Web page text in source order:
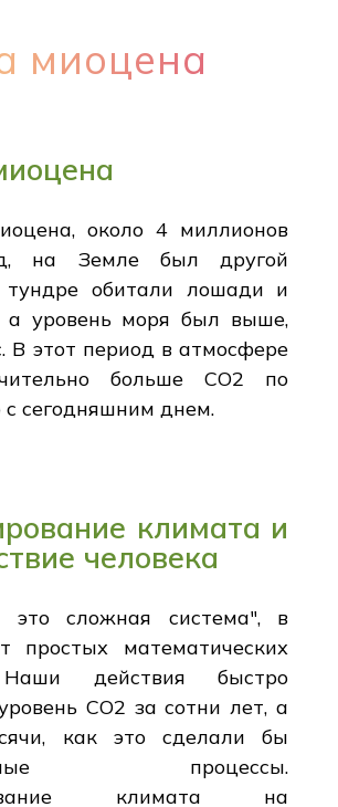
миоцена
около 4 миллионов
на Земле был другой
обитали лошади и
а уровень моря был выше,
В этот период в атмосфере
больше CO2 по
сегодняшним днем.
климата и
человека
сложная система", в
простых математических
действия быстро
CO2 за сотни лет, а
как это сделали бы
процессы.
климата на